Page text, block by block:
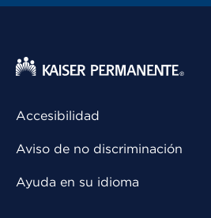
Accesibilidad
Aviso de no discriminación
Ayuda en su idioma